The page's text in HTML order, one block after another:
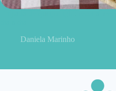
Daniela Marinho